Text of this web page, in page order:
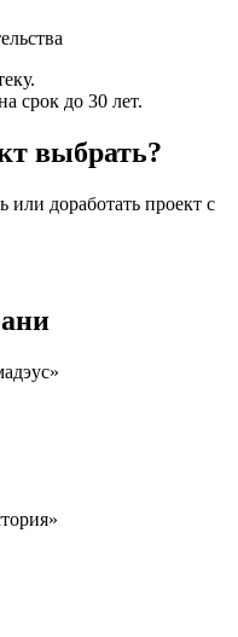
срок до 30 лет.
выбрать?
доработать проект с